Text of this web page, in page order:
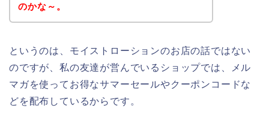
のかな～。
というのは、モイストローションのお店の話ではない
のですが、私の友達が営んでいるショップでは、メル
マガを使ってお得なサマーセールやクーポンコードな
どを配布しているからです。